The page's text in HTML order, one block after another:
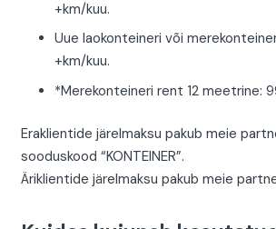
+km/kuu.
Uue laokonteineri või
+km/kuu.
*Merekonteineri rent 12 meetrine:
Eraklientide järelmaksu pakub meie
sooduskood “KONTEINER”.
Äriklientide järelmaksu pakub meie